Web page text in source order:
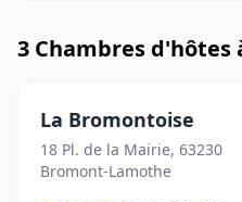
3 Chambres
La Bromontoise
18 Pl. de la Mairie, 63230
Bromont-Lamothe